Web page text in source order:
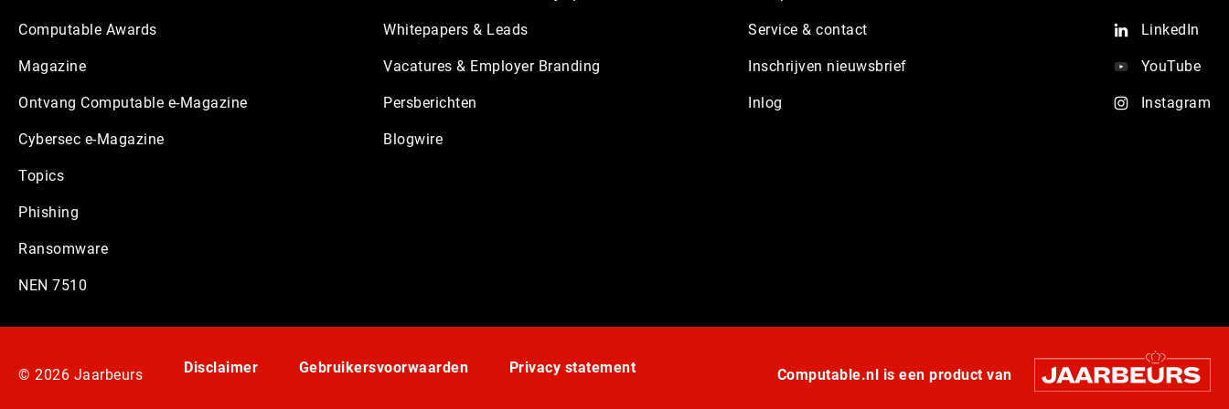
Computable Awards
Magazine
Ontvang Computable e-Magazine
Cybersec e-Magazine
Topics
Phishing
Ransomware
NEN 7510
Whitepapers & Leads
Vacatures & Employer Branding
Persberichten
Blogwire
Service & contact
Inschrijven nieuwsbrief
Inlog
LinkedIn
YouTube
Instagram
© 2026 Jaarbeurs Disclaimer Gebruikersvoorwaarden Privacy statement Computable.nl is een product van